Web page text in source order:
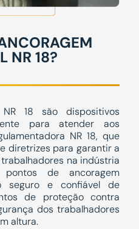
NR 18?
18 são dispositivos
para atender aos
NR 18, que
diretrizes para garantir a
na indústria
de ancoragem
seguro e confiável de
de proteção contra
dos trabalhadores
altura.